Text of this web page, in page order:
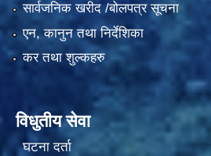
सार्वजनिक खरीद /बोलपत्र सूचना
एन, कानुन तथा निर्देशिका
कर तथा शुल्कहरु
विधुतीय सेवा
घटना दर्ता